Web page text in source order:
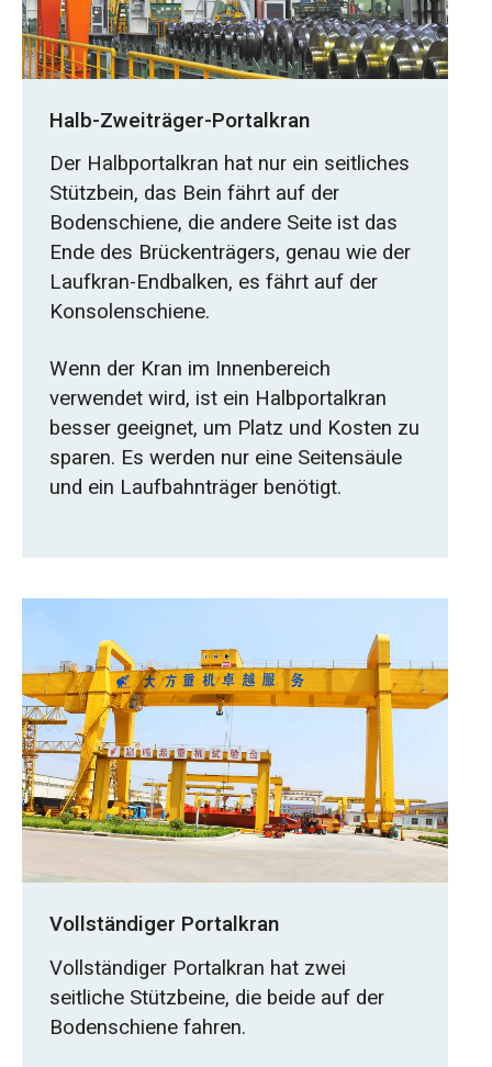
Halb-Zweiträger-Portalkran
Der Halbportalkran hat nur ein seitliches
Stützbein, das Bein fährt auf der
Bodenschiene, die andere Seite ist das
Ende des Brückenträgers, genau wie der
Laufkran-Endbalken, es fährt auf der
Konsolenschiene.
Wenn der Kran im Innenbereich
verwendet wird, ist ein Halbportalkran
besser geeignet, um Platz und Kosten zu
sparen. Es werden nur eine Seitensäule
und ein Laufbahnträger benötigt.
Vollständiger Portalkran
Vollständiger Portalkran hat zwei
seitliche Stützbeine, die beide auf der
Bodenschiene fahren.